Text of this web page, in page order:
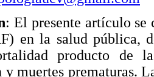
: El presente artículo se
en la salud pública,
producto de
muertes prematuras.